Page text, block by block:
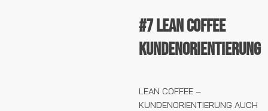
#7 Lean Coffee
Kundenorientierung
LEAN COFFEE –
KUNDENORIENTIERUNG AUCH